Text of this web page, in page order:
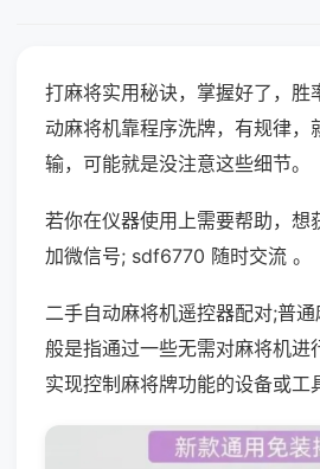
打麻将实用秘诀，掌握好了，胜
动麻将机靠程序洗牌，有规律，
输，可能就是没注意这些细节。
若你在仪器使用上需要帮助，想
加微信号; sdf6770 随时交流 。
二手自动麻将机遥控器配对;普
般是指通过一些无需对麻将机进
实现控制麻将牌功能的设备或工